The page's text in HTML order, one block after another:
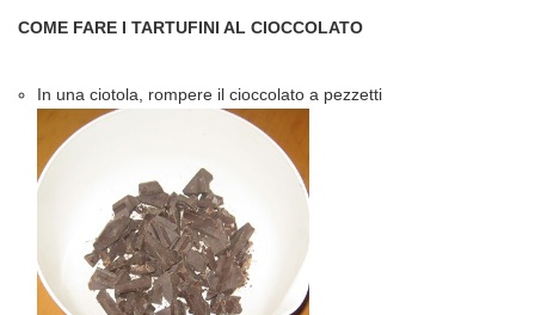
COME FARE I TARTUFINI AL CIOCCOLATO
In una ciotola, rompere il cioccolato a pezzetti